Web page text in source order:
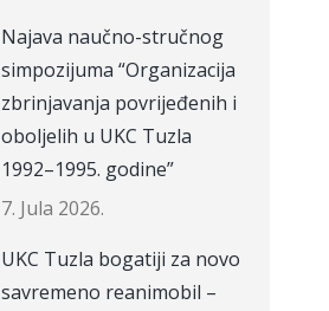
Najava naučno-stručnog
simpozijuma “Organizacija
zbrinjavanja povrijeđenih i
oboljelih u UKC Tuzla
1992–1995. godine”
7. Jula 2026.
UKC Tuzla bogatiji za novo
savremeno reanimobil –